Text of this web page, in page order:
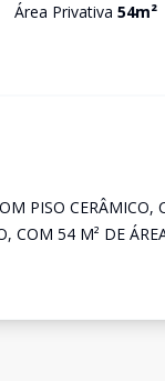
Área Privativa 54m²
PISO CERÂMICO,
COM 54 M² DE